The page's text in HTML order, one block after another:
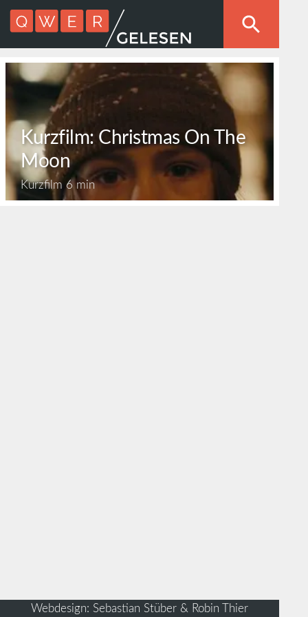
Kurzfilm: Christmas On The
Moon
Kurzfilm 6 min
Webdesign: Sebastian Stüber & Robin Thier